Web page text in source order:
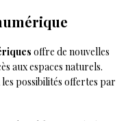
offre de nouvelles
aux espaces naturels.
possibilités offertes par